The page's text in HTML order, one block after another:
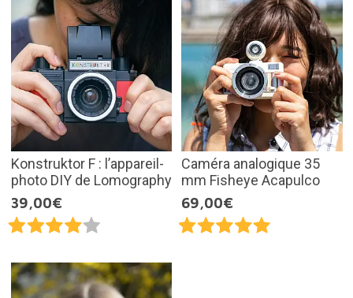
Konstruktor F : l’appareil-
photo DIY de Lomography
39,00€
Caméra analogique 35
mm Fisheye Acapulco
69,00€